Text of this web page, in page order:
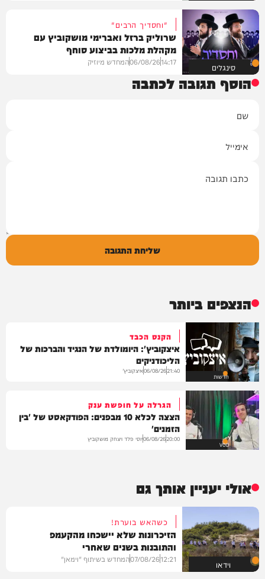
סינגלים
"וחסדיך הרבים"
שרוליק ברזל ואברימי מושקוביץ עם
מקהלת מלכות בביצוע סוחף
14:17
06/08/26המחדש מיוזיק
הוסף תגובה לכתבה
שליחת התגובה
הנצפים ביותר
חדשות
הקנס הכבד
איצקוביץ': היומולדת של הנגיד והברכות של
הליכודניקים
21:40
06/08/26איצקוביץ'
VOD
הגרלה על חופשת ענק
הצצה לכלא 10 מבפנים: הפודקאסט של 'בין
הזמנים'
20:00
06/08/26יוסי פלד ויצחק מושקוביץ
אולי יעניין אותך גם
וידאו
כשהאש בוערת!
הזיכרונות שלא יישכחו מהקעמפ
והתובנות בשנים שאחרי
12:21
07/08/26המחדש בשיתוף "וימאן"